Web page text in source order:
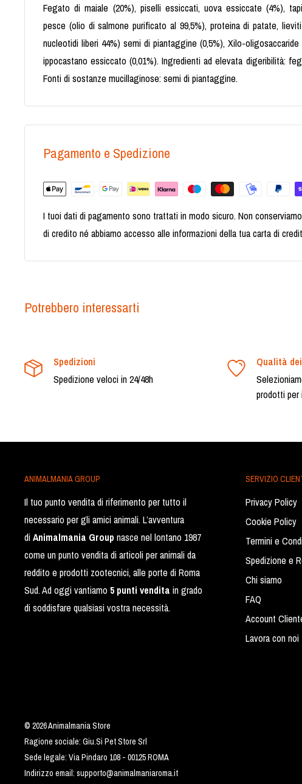
Fegato di maiale (20%), piselli essiccati, uova essiccate (4%),
pesce (olio di salmone purificato al 99,5%), proteina di patate,
nucleotidi liberi 44%) semi di piantaggine (0,5%), Xilo-oligosaccaride
ippocastano essiccato (0,01%). Ingredienti ad elevata digeribilità:
Fonti di sostanze mucillaginose: semi di piantaggine.
Pagamento e Spedizione
I tuoi dati di pagamento sono trattati in modo sicuro. Non
di credito né abbiamo accesso alle informazioni della tua carta di
Potrebbero interessarti
Spedizioni
Spedizione veloci in 24/48h
Qualità
prodotti per
ANIMALMANIA GROUP
Il tuo punto vendita di riferimento per tutto il
necessario per gli amici animali. L’avventura
diAnimalmania Group nasce nel lontano 1987
come un punto vendita di articoli per animali da
reddito e prodotti zootecnici, alle porte di Roma
Sud. Ad oggi vantiamo 5 punti vendita in grado
di soddisfare qualsiasi vostra necessità.
SERVIZIO
Privacy Policy
Cookie Policy
Termini e
Spedizione e
Chi siamo
FAQ
Account
Lavora con noi
© 2026 Animalmania Store
Ragione sociale: Giu.Si Pet Store Srl
Sede legale: Via Pindaro 108 - 00125 ROMA
Indirizzo email: supporto@animalmaniaroma.it